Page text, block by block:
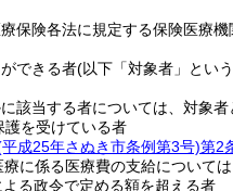
保険各法に規定する保険医療
できる者(以下「対象者」とい
該当する者については、対象者
護を受けている者
成25年さぬき市条例第3号)第2
に係る医療費の支給について
る政令で定める額を超える者